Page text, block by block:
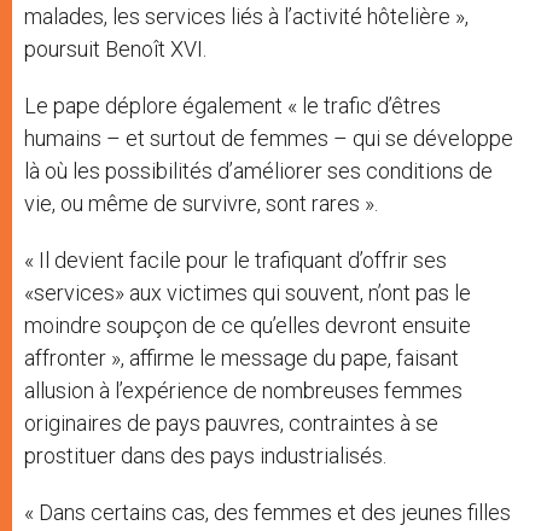
malades, les services liés à l’activité hôtelière »,
poursuit Benoît XVI.
Le pape déplore également « le trafic d’êtres
humains – et surtout de femmes – qui se développe
là où les possibilités d’améliorer ses conditions de
vie, ou même de survivre, sont rares ».
« Il devient facile pour le trafiquant d’offrir ses
«services» aux victimes qui souvent, n’ont pas le
moindre soupçon de ce qu’elles devront ensuite
affronter », affirme le message du pape, faisant
allusion à l’expérience de nombreuses femmes
originaires de pays pauvres, contraintes à se
prostituer dans des pays industrialisés.
« Dans certains cas, des femmes et des jeunes filles